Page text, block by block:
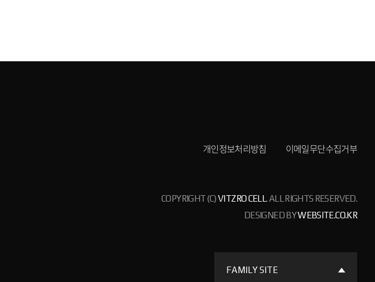
개인정보처리방침 이메일무단수집거부
FAMILY SITE
COPYRIGHT (C)VITZRO CELL. ALL RIGHTS RESERVED.
DESIGNED BYWEBSITE.CO.KR